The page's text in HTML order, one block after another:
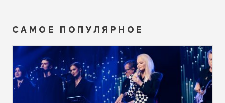
САМОЕ ПОПУЛЯРНОЕ